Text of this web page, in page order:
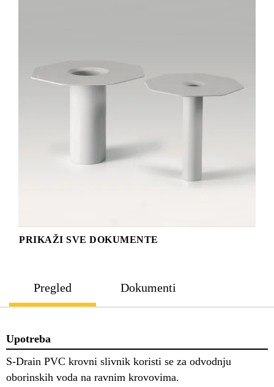
PRIKAŽI SVE DOKUMENTE
Pregled Dokumenti
Upotreba
S-Drain PVC krovni slivnik koristi se za odvodnju
oborinskih voda na ravnim krovovima.